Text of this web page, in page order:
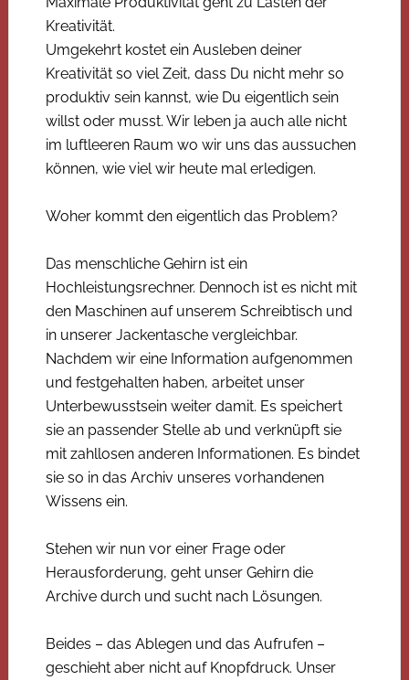
Kreativität.
Umgekehrt kostet ein Ausleben deiner
Kreativität so viel Zeit, dass Du nicht mehr so
produktiv sein kannst, wie Du eigentlich sein
willst oder musst. Wir leben ja auch alle nicht
im luftleeren Raum wo wir uns das aussuchen
können, wie viel wir heute mal erledigen.
Woher kommt den eigentlich das Problem?
Das menschliche Gehirn ist ein
Hochleistungsrechner. Dennoch ist es nicht mit
den Maschinen auf unserem Schreibtisch und
in unserer Jackentasche vergleichbar.
Nachdem wir eine Information aufgenommen
und festgehalten haben, arbeitet unser
Unterbewusstsein weiter damit. Es speichert
sie an passender Stelle ab und verknüpft sie
mit zahllosen anderen Informationen. Es bindet
sie so in das Archiv unseres vorhandenen
Wissens ein.
Stehen wir nun vor einer Frage oder
Herausforderung, geht unser Gehirn die
Archive durch und sucht nach Lösungen.
Beides – das Ablegen und das Aufrufen –
geschieht aber nicht auf Knopfdruck. Unser